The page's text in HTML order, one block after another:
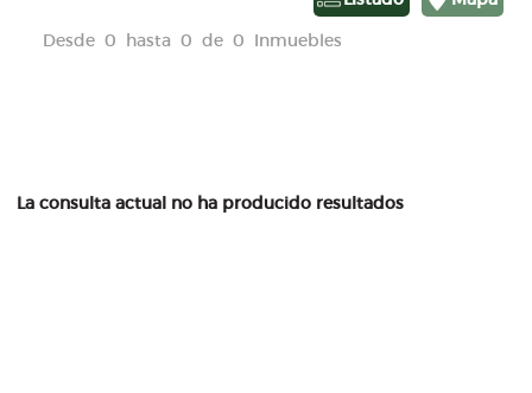
Desde 0 hasta 0 de 0 Inmuebles
La consulta actual no ha producido resultados